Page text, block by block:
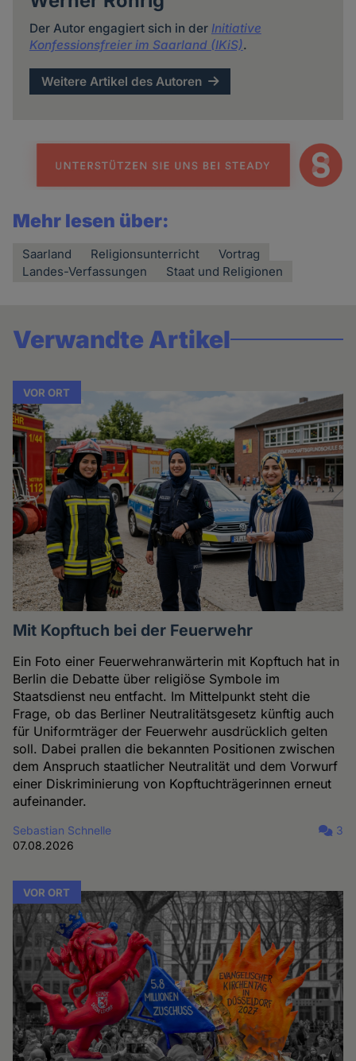
Der Autor engagiert sich in der Initiative
Konfessionsfreier im Saarland (IKiS).
Weitere Artikel des Autoren
Mehr lesen über:
Saarland Religionsunterricht
Vortrag
Landes-Verfassungen
Staat und Religionen
Verwandte Artikel
VOR ORT
Mit Kopftuch bei der Feuerwehr
Ein Foto einer Feuerwehranwärterin mit Kopftuch hat in
Berlin die Debatte über religiöse Symbole im
Staatsdienst neu entfacht. Im Mittelpunkt steht die
Frage, ob das Berliner Neutralitätsgesetz künftig auch
für Uniformträger der Feuerwehr ausdrücklich gelten
soll. Dabei prallen die bekannten Positionen zwischen
dem Anspruch staatlicher Neutralität und dem Vorwurf
einer Diskriminierung von Kopftuchträgerinnen erneut
aufeinander.
Sebastian Schnelle
07.08.2026
3
VOR ORT